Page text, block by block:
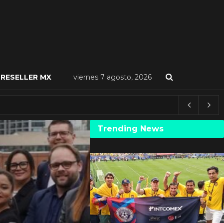
RESELLER MX viernes 7 agosto, 2026
Trending News